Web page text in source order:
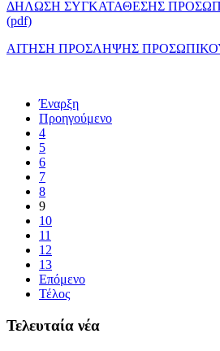
ΔΗΛΩΣΗ ΣΥΓΚΑΤΑΘΕΣΗΣ
(pdf)
ΑΙΤΗΣΗ ΠΡΟΣΛΗΨΗΣ
Έναρξη
Προηγούμενο
4
5
6
7
8
9
10
11
12
13
Επόμενο
Τέλος
Τελευταία νέα